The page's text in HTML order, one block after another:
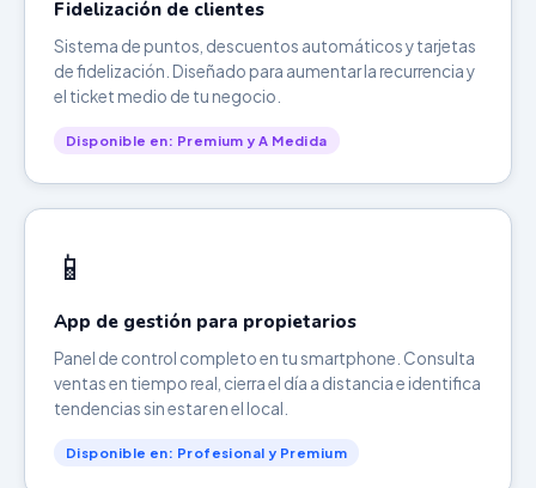
Fidelización de clientes
Sistema de puntos, descuentos automáticos y tarjetas
de fidelización. Diseñado para aumentar la recurrencia y
el ticket medio de tu negocio.
Disponible en: Premium y A Medida
📱
App de gestión para propietarios
Panel de control completo en tu smartphone. Consulta
ventas en tiempo real, cierra el día a distancia e identifica
tendencias sin estar en el local.
Disponible en: Profesional y Premium